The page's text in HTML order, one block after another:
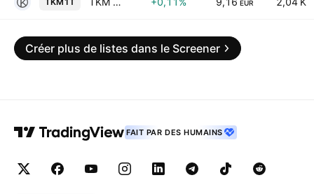
EUR
Créer plus de listes dans le Screener
FAIT PAR DES HUMAINS